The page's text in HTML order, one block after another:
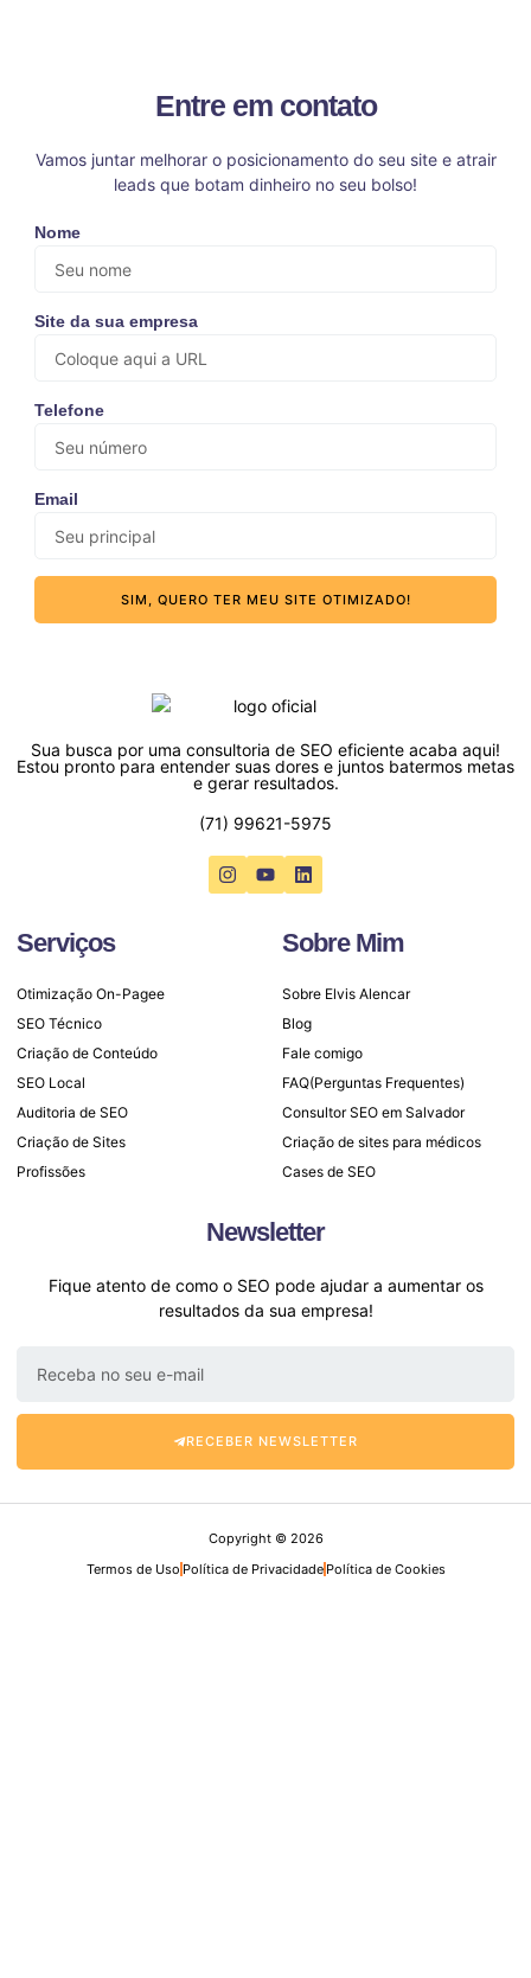
Entre em contato
Vamos juntar melhorar o posicionamento do seu site e atrair
leads que botam dinheiro no seu bolso!
Nome
Site da sua empresa
Telefone
Email
SIM, QUERO TER MEU SITE OTIMIZADO!
Sua busca por uma consultoria de SEO eficiente acaba aqui!
Estou pronto para entender suas dores e juntos batermos metas
e gerar resultados.
(71) 99621-5975
Serviços
Otimização On-Pagee
SEO Técnico
Criação de Conteúdo
SEO Local
Auditoria de SEO
Criação de Sites
Profissões
Sobre Mim
Sobre Elvis Alencar
Blog
Fale comigo
FAQ(Perguntas Frequentes)
Consultor SEO em Salvador
Criação de sites para médicos
Cases de SEO
Newsletter
Fique atento de como o SEO pode ajudar a aumentar os
resultados da sua empresa!
RECEBER NEWSLETTER
Copyright © 2026
Termos de Uso Política de Privacidade Política de Cookies